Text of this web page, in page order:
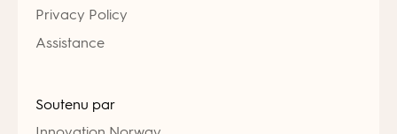
Privacy Policy
Assistance
Soutenu par